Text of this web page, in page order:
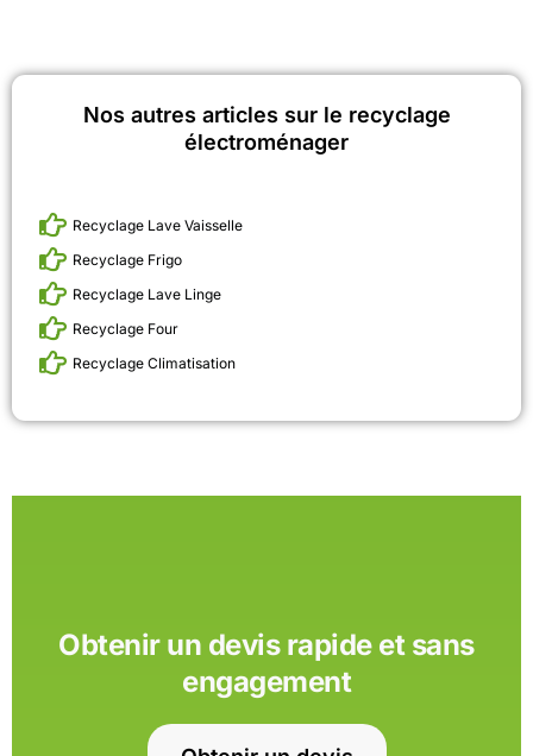
Nos autres articles sur le recyclage
électroménager
Recyclage Lave Vaisselle
Recyclage Frigo
Recyclage Lave Linge
Recyclage Four
Recyclage Climatisation
Obtenir un devis rapide et sans
engagement